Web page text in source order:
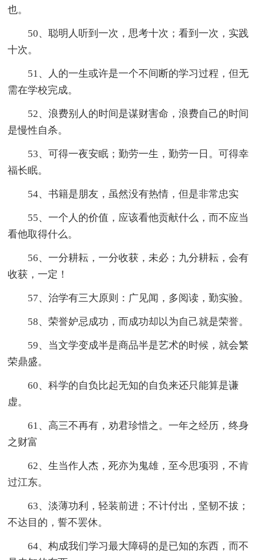
也。
50、聪明人听到一次，思考十次；看到一次，实践
十次。
51、人的一生或许是一个不间断的学习过程，但无
需在学校完成。
52、浪费别人的时间是谋财害命，浪费自己的时间
是慢性自杀。
53、可得一夜安眠；勤劳一生，勤劳一日。可得幸
福长眠。
54、书籍是朋友，虽然没有热情，但是非常忠实
55、一个人的价值，应该看他贡献什么，而不应当
看他取得什么。
56、一分耕耘，一分收获，未必；九分耕耘，会有
收获，一定！
57、治学有三大原则：广见闻，多阅读，勤实验。
58、荣誉妒忌成功，而成功却以为自己就是荣誉。
59、当文学变成半是商品半是艺术的时候，就会繁
荣鼎盛。
60、科学的自负比起无知的自负来还只能算是谦
虚。
61、高三不再有，劝君珍惜之。一年之经历，终身
之财富
62、生当作人杰，死亦为鬼雄，至今思项羽，不肯
过江东。
63、淡薄功利，轻装前进；不计付出，坚韧不拔；
不达目的，誓不罢休。
64、构成我们学习最大障碍的是已知的东西，而不